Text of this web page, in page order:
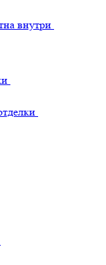
внутри